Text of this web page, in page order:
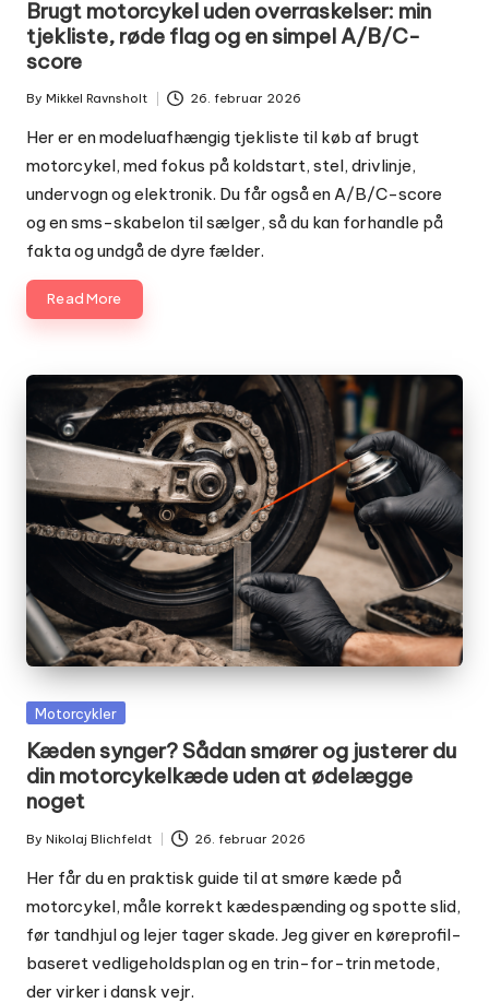
Brugt motorcykel uden overraskelser: min
tjekliste, røde flag og en simpel A/B/C-
score
Posted
by
By Mikkel Ravnsholt 26. februar 2026
Her er en modeluafhængig tjekliste til køb af brugt
motorcykel, med fokus på koldstart, stel, drivlinje,
undervogn og elektronik. Du får også en A/B/C-score
og en sms-skabelon til sælger, så du kan forhandle på
fakta og undgå de dyre fælder.
Read More
Posted
Motorcykler
Kæden synger? Sådan smører og justerer du
din motorcykelkæde uden at ødelægge
noget
Posted
by
By Nikolaj Blichfeldt 26. februar 2026
Her får du en praktisk guide til at smøre kæde på
motorcykel, måle korrekt kædespænding og spotte slid,
før tandhjul og lejer tager skade. Jeg giver en køreprofil-
baseret vedligeholdsplan og en trin-for-trin metode,
der virker i dansk vejr.